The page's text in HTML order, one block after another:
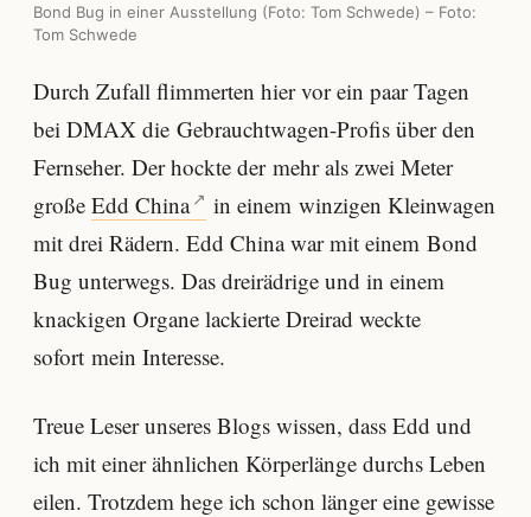
Bond Bug in einer Ausstellung (Foto: Tom Schwede) – Foto:
Tom Schwede
Durch Zufall flimmerten hier vor ein paar Tagen
bei DMAX die Gebrauchtwagen-Profis über den
Fernseher. Der hockte der mehr als zwei Meter
große Edd China
in einem winzigen Kleinwagen
mit drei Rädern. Edd China war mit einem Bond
Bug unterwegs. Das dreirädrige und in einem
knackigen Organe lackierte Dreirad weckte
sofort mein Interesse.
Treue Leser unseres Blogs wissen, dass Edd und
ich mit einer ähnlichen Körperlänge durchs Leben
eilen. Trotzdem hege ich schon länger eine gewisse